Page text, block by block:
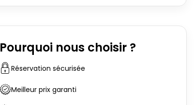
Pourquoi nous choisir ?
Réservation sécurisée
Meilleur prix garanti